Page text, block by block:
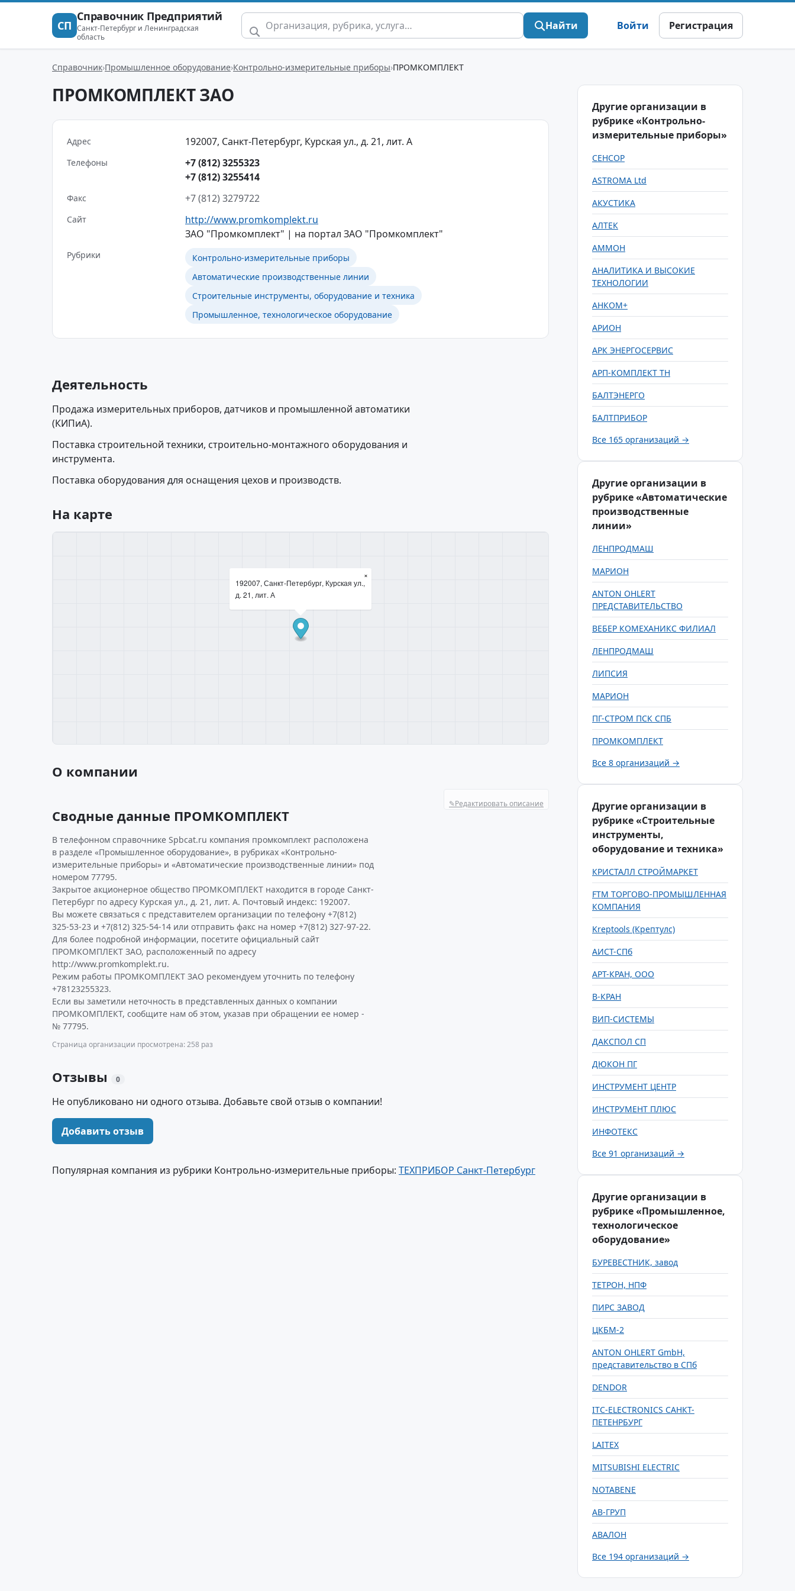
СП
Справочник Предприятий
Санкт-Петербург и Ленинградская
область
Найти Войти Регистрация
Справочник Промышленное оборудование Контрольно-измерительные приборы ПРОМКОМПЛЕКТ
ПРОМКОМПЛЕКТ ЗАО
Адрес 192007, Санкт-Петербург, Курская ул., д. 21, лит. А
Телефоны
+7 (812) 3255323
+7 (812) 3255414
Факс +7 (812) 3279722
Сайт
http://www.promkomplekt.ru
ЗАО "Промкомплект" | на портал ЗАО "Промкомплект"
Рубрики
Контрольно-измерительные приборы
Автоматические производственные линии
Строительные инструменты, оборудование и техника
Промышленное, технологическое оборудование
Деятельность
Продажа измерительных приборов, датчиков и промышленной автоматики
(КИПиА).
Поставка строительной техники, строительно-монтажного оборудования и
инструмента.
Поставка оборудования для оснащения цехов и производств.
На карте
192007, Санкт-Петербург, Курская ул.,
д. 21, лит. А
×
О компании
✎Редактировать описание
Сводные данные ПРОМКОМПЛЕКТ
В телефонном справочнике Spbcat.ru компания промкомплект расположена
в разделе «Промышленное оборудование», в рубриках «Контрольно-
измерительные приборы» и «Автоматические производственные линии» под
номером 77795.
Закрытое акционерное общество ПРОМКОМПЛЕКТ находится в городе Санкт-
Петербург по адресу Курская ул., д. 21, лит. А. Почтовый индекс: 192007.
Вы можете связаться с представителем организации по телефону +7(812)
325-53-23 и +7(812) 325-54-14 или отправить факс на номер +7(812) 327-97-22.
Для более подробной информации, посетите официальный сайт
ПРОМКОМПЛЕКТ ЗАО, расположенный по адресу
http://www.promkomplekt.ru.
Режим работы ПРОМКОМПЛЕКТ ЗАО рекомендуем уточнить по телефону
+78123255323.
Если вы заметили неточность в представленных данных о компании
ПРОМКОМПЛЕКТ, сообщите нам об этом, указав при обращении ее номер -
№ 77795.
Страница организации просмотрена: 258 раз
Отзывы 0
Не опубликовано ни одного отзыва. Добавьте свой отзыв о компании!
Добавить отзыв
Популярная компания из рубрики Контрольно-измерительные приборы: ТЕХПРИБОР Санкт-Петербург
Другие организации в
рубрике «Контрольно-
измерительные приборы»
СЕНСОР
ASTROMA Ltd
АКУСТИКА
АЛТЕК
АММОН
АНАЛИТИКА И ВЫСОКИЕ
ТЕХНОЛОГИИ
АНКОМ+
АРИОН
АРК ЭНЕРГОСЕРВИС
АРП-КОМПЛЕКТ ТН
БАЛТЭНЕРГО
БАЛТПРИБОР
Все 165 организаций →
Другие организации в
рубрике «Автоматические
производственные
линии»
ЛЕНПРОДМАШ
МАРИОН
ANTON OHLERT
ПРЕДСТАВИТЕЛЬСТВО
ВЕБЕР КОМЕХАНИКС ФИЛИАЛ
ЛЕНПРОДМАШ
ЛИПСИЯ
МАРИОН
ПГ-СТРОМ ПСК СПБ
ПРОМКОМПЛЕКТ
Все 8 организаций →
Другие организации в
рубрике «Строительные
инструменты,
оборудование и техника»
КРИСТАЛЛ СТРОЙМАРКЕТ
FTM ТОРГОВО-ПРОМЫШЛЕННАЯ
КОМПАНИЯ
Kreptools (Крептулс)
АИСТ-СПб
АРТ-КРАН, ООО
В-КРАН
ВИП-СИСТЕМЫ
ДАКСПОЛ СП
ДЮКОН ПГ
ИНСТРУМЕНТ ЦЕНТР
ИНСТРУМЕНТ ПЛЮС
ИНФОТЕКС
Все 91 организаций →
Другие организации в
рубрике «Промышленное,
технологическое
оборудование»
БУРЕВЕСТНИК, завод
ТЕТРОН, НПФ
ПИРС ЗАВОД
ЦКБМ-2
ANTON OHLERT GmbH,
представительство в СПб
DENDOR
ITC-ELECTRONICS САНКТ-
ПЕТЕНРБУРГ
LAITEX
MITSUBISHI ELECTRIC
NOTABENE
АВ-ГРУП
АВАЛОН
Все 194 организаций →